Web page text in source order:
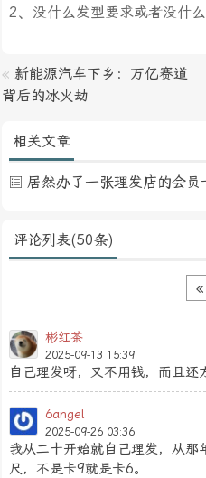
2、没什么发型要求或者没什
« 新能源汽车下乡：万亿赛道
背后的冰火劫
相关文章
居然办了一张理发店的会员
评论列表(50条)
«
彬红茶
2025-09-13 15:39
自己理发呀，又不用钱，而且还
6angel
2025-09-26 03:36
我从二十开始就自己理发，从那
尺，不是卡9就是卡6。